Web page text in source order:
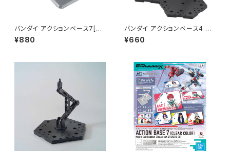
バンダイ アクションベース7[ク
リアカラー] プラモデル（新品
在庫品）◇
¥880
バンダイ アクションベース4 ブ
ラック プラモデル（新品 在庫
品）◇
¥660